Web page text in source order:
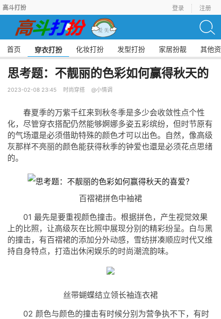
高斗打扮 登录 注册
首页 穿衣打扮 化妆打扮 发型打扮 家居扮靓 其他
思考题：不靓丽的色彩如何赢得秋天的
2023-02-08 23:45 时尚穿搭 @小情调
春夏季的万紫千红来到秋冬季是多少会收敛性点个性
化，尽管穿衣搭配仍然能够婀娜多姿五彩缤纷，但时节原有
的气场還是必须借助特殊的颜色才可以出色。自然，像高级
灰那样不亮丽的颜色能获得秋季的钟爱也還是必须花点思绪
的。
百褶裙拼色中袖裙
01 最先是要重视颜色撞击。根据拼色，产生视觉效果
上的比照，让高级灰在比照中展现分别的精彩纷呈。白与黑
的撞击，有百褶裙的添加分外动感，雪纺拼凑顺应时代又维
持自身特点，打造出休闲娱乐的时尚潮流韵味。
丝带蝴蝶结立领长袖连衣裙
02 颜色与颜色的撞击有时候分别为营争执不下，有时